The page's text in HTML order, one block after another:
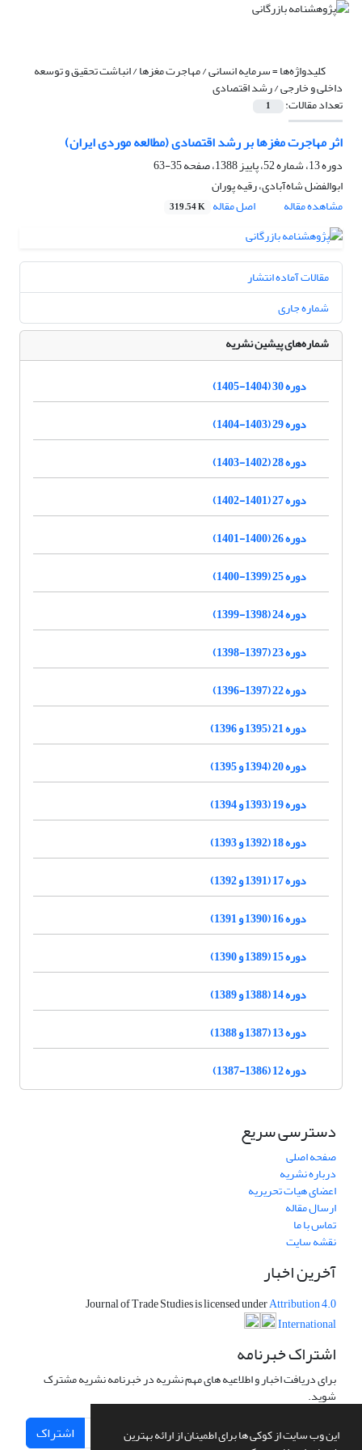
این وب سایت از کوکی ها برای اطمینان از ارائه بهترین
کلیدواژه‌ها =سرمایه انسانی / مهاجرت مغزها / انباشت تحقیق و توسعه
داخلی و خارجی / رشد اقتصادی
تعداد مقالات: 1
اثر مهاجرت مغزها بر رشد اقتصادی (مطالعه موردی ایران)
دوره 13، شماره 52، پاییز 1388، صفحه
35-63
ابوالفضل شاه‌آبادی، رقیه پوران
مشاهده مقاله
اصل مقاله 319.54 K
مقالات آماده انتشار
شماره جاری
شماره‌های پیشین نشریه
دوره 30 (1404-1405)
دوره 29 (1403-1404)
دوره 28 (1402-1403)
دوره 27 (1401-1402)
دوره 26 (1400-1401)
دوره 25 (1399-1400)
دوره 24 (1398-1399)
دوره 23 (1397-1398)
دوره 22 (1397-1396)
دوره 21 (1395 و 1396)
دوره 20 (1394 و 1395)
دوره 19 (1393 و 1394)
دوره 18 (1392 و 1393)
دوره 17 (1391 و 1392)
دوره 16 (1390 و 1391)
دوره 15 (1389 و 1390)
دوره 14 (1388 و 1389)
دوره 13 (1387 و 1388)
دوره 12 (1386-1387)
دسترسی سریع
صفحه اصلی
درباره نشریه
اعضای هیات تحریریه
ارسال مقاله
تماس با ما
نقشه سایت
آخرین اخبار
Journal of Trade Studies is licensed underAttribution 4.0
International
اشتراک خبرنامه
برای دریافت اخبار و اطلاعیه های مهم نشریه در خبرنامه نشریه مشترک
شوید.
اشتراک